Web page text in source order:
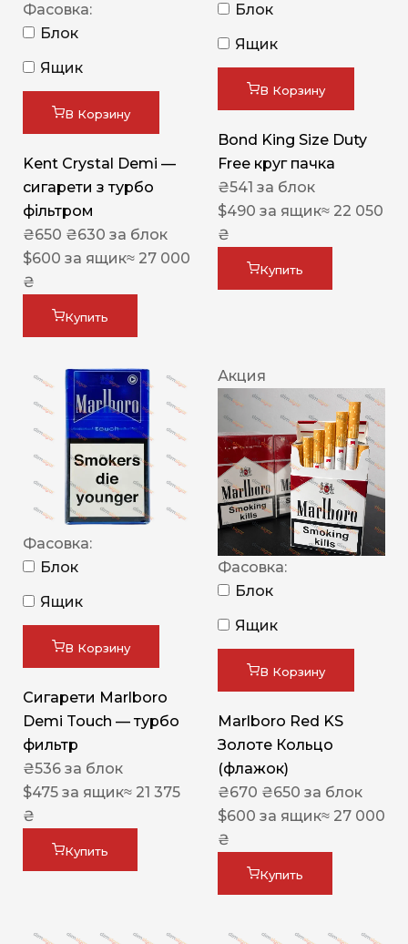
Фасовка:
Блок
Ящик
В Корзину
Kent Crystal Demi —
сигарети з турбо
фільтром
₴650 ₴630 за блок
$600 за ящик≈ 27 000
₴
Купить
Блок
Ящик
В Корзину
Bond King Size Duty
Free круг пачка
₴541 за блок
$490 за ящик≈ 22 050
₴
Купить
Фасовка:
Блок
Ящик
В Корзину
Сигарети Marlboro
Demi Touch — турбо
фильтр
₴536 за блок
$475 за ящик≈ 21 375
₴
Купить
Акция
Фасовка:
Блок
Ящик
В Корзину
Marlboro Red KS
Золоте Кольцо
(флажок)
₴670 ₴650 за блок
$600 за ящик≈ 27 000
₴
Купить